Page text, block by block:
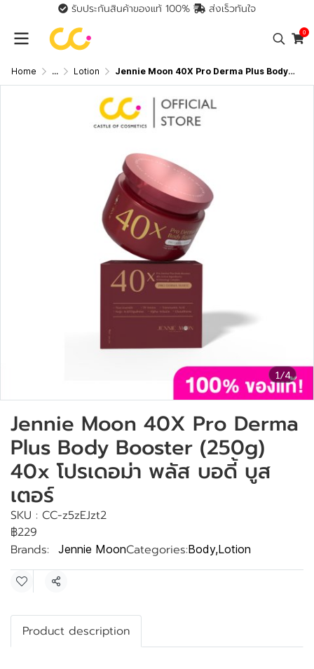
รับประกันสินค้าของแท้ 100% ส่งเร็วทันใจ
0
Home ... Lotion Jennie Moon 40X Pro Derma Plus Body Booster (250g) 40x โปรเดอม่า พลัส บอดี้ บูสเตอร์
1/4
Jennie Moon 40X Pro Derma
Plus Body Booster (250g)
40x โปรเดอม่า พลัส บอดี้ บูส
เตอร์
SKU : CC-z5zEJzt2
฿229
Brands:
Jennie MoonCategories:Body,Lotion
Share
Product description